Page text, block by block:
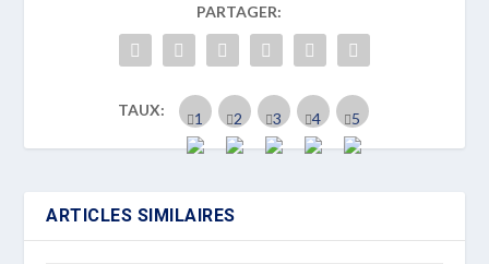
PARTAGER:
TAUX:
ARTICLES SIMILAIRES